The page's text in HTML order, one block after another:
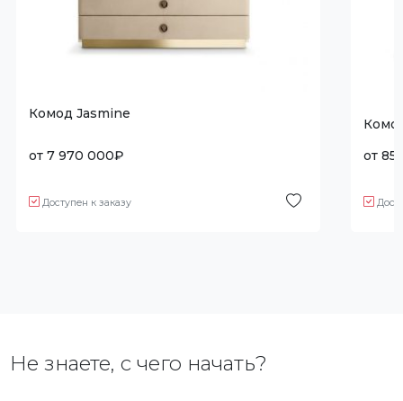
Комод Jasmine
от 7 970 000₽
Доступен к заказу
от
Не знаете, с чего начать?